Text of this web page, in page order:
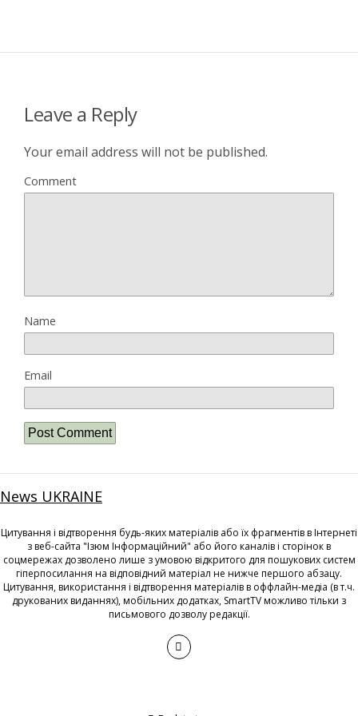
Leave a Reply
Your email address will not be published.
Comment
Name
Email
News UKRAINE
Цитування і відтворення будь-яких матеріалів або їх фрагментів в Інтернеті
з веб-сайта "Ізюм Інформаційний" або його каналів і сторінок в
соцмережах дозволено лише з умовою відкритого для пошукових систем
гіперпосилання на відповідний матеріал не нижче першого абзацу.
Цитування, використання і відтворення матеріалів в оффлайн-медіа (в т.ч.
друкованих виданнях), мобільних додатках, SmartTV можливо тільки з
письмового дозволу редакції.